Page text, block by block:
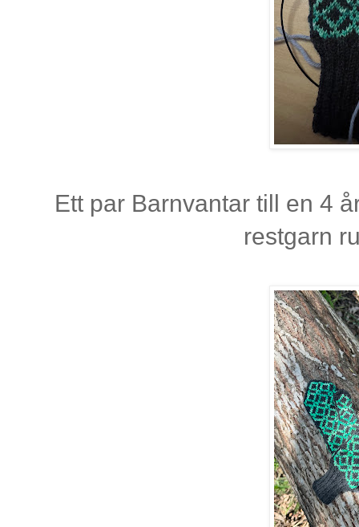
Ett par Barnvantar till en 4
restgarn